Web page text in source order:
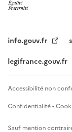
info.gouv.fr
legifrance.gouv.fr
Accessibilité non
Confidentialité -
Sauf mention